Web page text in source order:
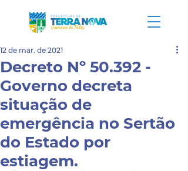
Decreto Nº 50.392 -
Governo decreta
situação de
emergência no Sertão
do Estado por
estiagem.
12 de mar. de 2021